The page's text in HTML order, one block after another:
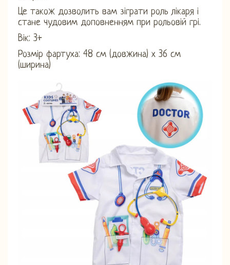
Це також дозволить вам зіграти роль лікаря і
стане чудовим доповненням при рольовій грі.
Вік: 3+
Розмір фартуха: 48 см (довжина) х 36 см
(ширина)